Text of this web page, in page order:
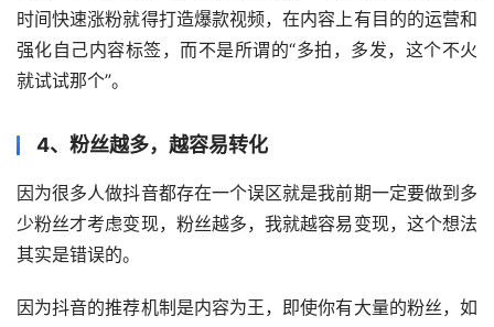
时间快速涨粉就得打造爆款视频，在内容上有目的的运营和
强化自己内容标签，而不是所谓的“多拍，多发，这个不火
就试试那个”。
4、粉丝越多，越容易转化
因为很多人做抖音都存在一个误区就是我前期一定要做到多
少粉丝才考虑变现，粉丝越多，我就越容易变现，这个想法
其实是错误的。
因为抖音的推荐机制是内容为王，即使你有大量的粉丝，如